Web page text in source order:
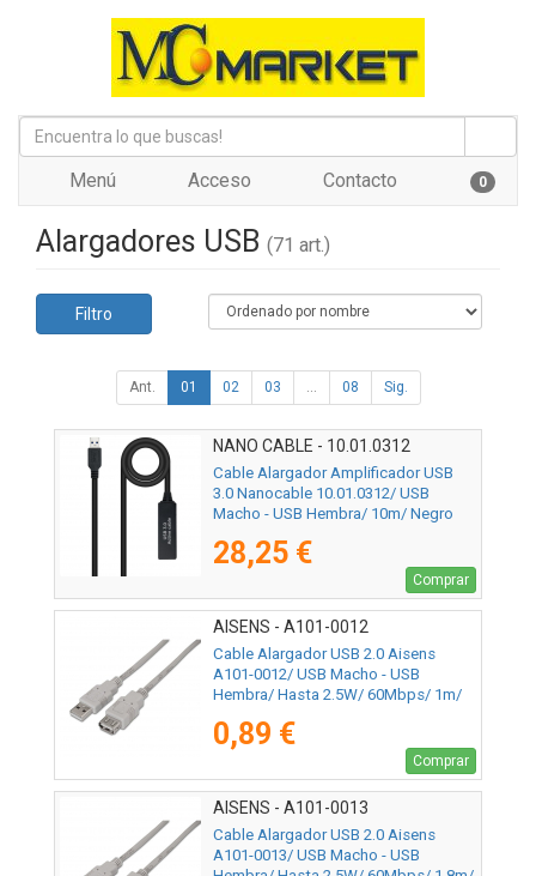
Menú Acceso Contacto 0
Alargadores USB (71 art.)
Filtro
Ant. 01 02 03 ... 08 Sig.
NANO CABLE - 10.01.0312
Cable Alargador Amplificador USB
3.0 Nanocable 10.01.0312/ USB
Macho - USB Hembra/ 10m/ Negro
28,25 €
Comprar
AISENS - A101-0012
Cable Alargador USB 2.0 Aisens
A101-0012/ USB Macho - USB
Hembra/ Hasta 2.5W/ 60Mbps/ 1m/
0,89 €
Comprar
AISENS - A101-0013
Cable Alargador USB 2.0 Aisens
A101-0013/ USB Macho - USB